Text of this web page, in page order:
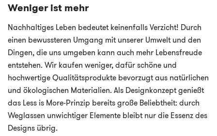
Weniger ist mehr
Nachhaltiges Leben bedeutet keinenfalls Verzicht! Durch
einen bewussteren Umgang mit unserer Umwelt und den
Dingen, die uns umgeben kann auch mehr Lebensfreude
entstehen. Wir kaufen weniger, dafür schöne und
hochwertige Qualitätsprodukte bevorzugt aus natürlichen
und ökologischen Materialien. Als Designkonzept genießt
das Less is More-Prinzip bereits große Beliebtheit: durch
Weglassen unwichtiger Elemente bleibt nur die Essenz des
Designs übrig.